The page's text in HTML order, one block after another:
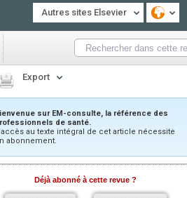
Autres sites Elsevier
Export
sur EM-consulte, la référence des
de santé.
au texte intégral de cet article nécessite
abonnement.
Déjà abonné à cette revue ?